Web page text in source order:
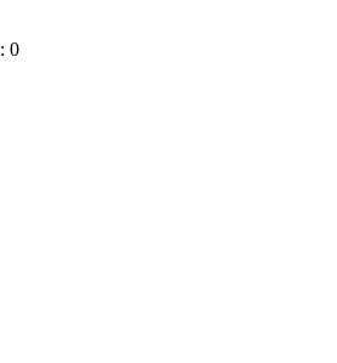
: 0